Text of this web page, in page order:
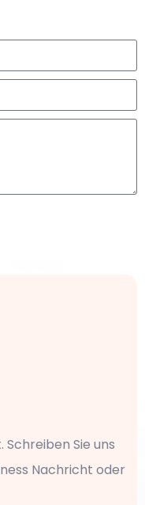
Sie uns
Nachricht oder